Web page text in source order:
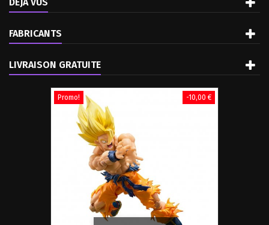
FABRICANTS
LIVRAISON GRATUITE
Promo! -10,00 €